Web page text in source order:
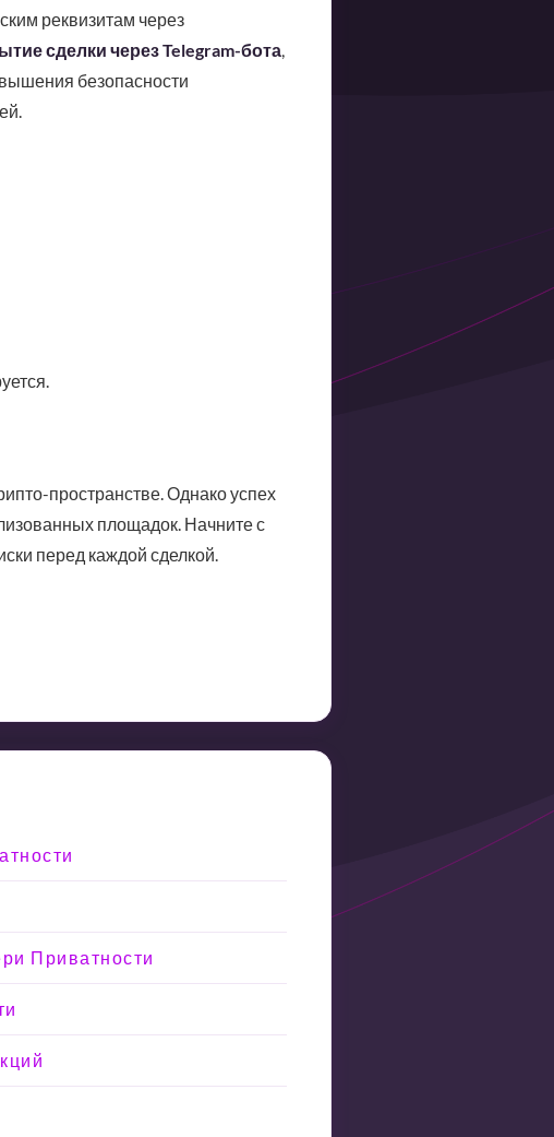
реквизитам через
сделки через Telegram-бота,
безопасности
пространстве. Однако успех
площадок. Начните с
перед каждой сделкой.
Приватности